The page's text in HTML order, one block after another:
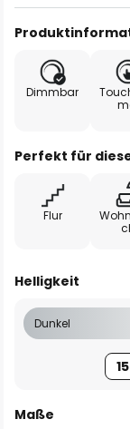
Dimmbar
Perfekt für
Flur
Helligkeit
Dunkel
Maße